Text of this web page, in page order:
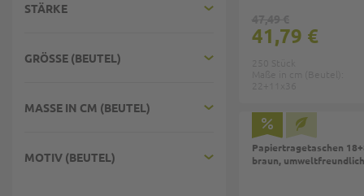
STÄRKE
GRÖSSE (BEUTEL)
MASSE IN CM (BEUTEL)
MOTIV (BEUTEL)
41,79 €
47,49 €
Papiertragetaschen
braun, umweltfreundlich